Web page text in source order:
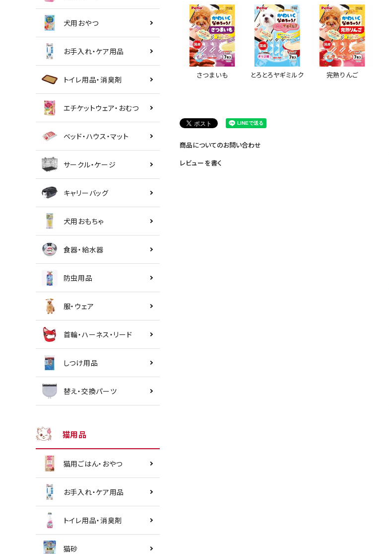
犬用おやつ
お手入れ・ケア用品
トイレ用品・消臭剤
エチケットウェア・おむつ
ベッド・ハウス・マット
サークル・ケージ
キャリーバッグ
犬用おもちゃ
食器・給水器
防虫用品
服・ウェア
首輪・ハーネス・リード
しつけ用品
替え・交換パーツ
猫用品
猫用ごはん・おやつ
お手入れ・ケア用品
トイレ用品・消臭剤
猫砂
さつまいも とろとろヤギミルク 完熟りんご
商品についてのお問い合わせ
レビューを書く